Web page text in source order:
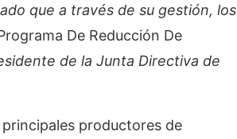
ado que a través de su gestión, los
De Reducción De
de la Junta Directiva de
productores de